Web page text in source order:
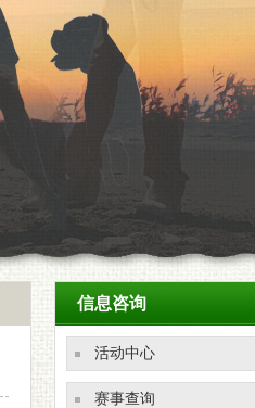
信息咨询
活动中心
赛事查询